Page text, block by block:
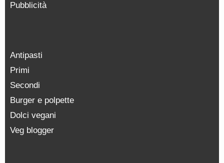
Pubblicità
Antipasti
Primi
Secondi
Burger e polpette
Dolci vegani
Veg blogger